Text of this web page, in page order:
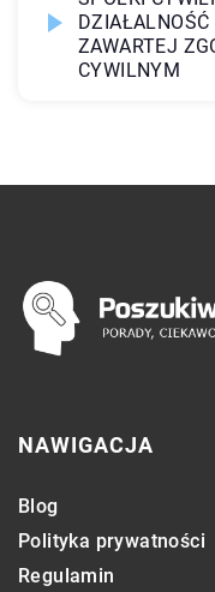
DZIAŁALNOŚĆ
ZAWARTEJ
CYWILNYM
NAWIGACJA
Blog
Polityka prywatności
Regulamin